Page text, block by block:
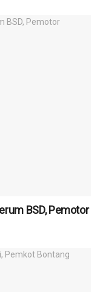
BSD, Pemotor